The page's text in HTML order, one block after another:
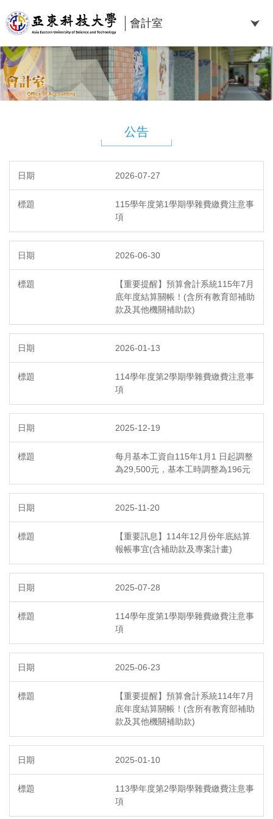
到
主
要
內
容
區
會計室
公告
2026-07-27
115學年度第1學期學雜費繳費注意事
項
2026-06-30
【重要提醒】預算會計系統115年7月
底年度結算關帳！(含所有教育部補助
款及其他機關補助款)
2026-01-13
114學年度第2學期學雜費繳費注意事
項
2025-12-19
每月基本工資自115年1月1 日起調整
為29,500元，基本工時調整為196元
2025-11-20
【重要訊息】114年12月份年底結算
報帳事宜(含補助款及專案計畫)
2025-07-28
114學年度第1學期學雜費繳費注意事
項
2025-06-23
【重要提醒】預算會計系統114年7月
底年度結算關帳！(含所有教育部補助
款及其他機關補助款)
2025-01-10
113學年度第2學期學雜費繳費注意事
項